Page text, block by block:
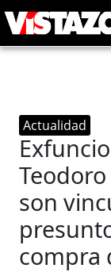
Actualidad
son
compra